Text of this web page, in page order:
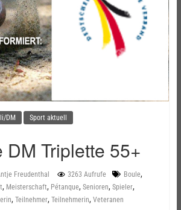
DM Sport aktuell
DM Triplette 55+
Freudenthal 3263 Aufrufe Boule,
, Meisterschaft, Pétanque, Senioren, Spieler,
, Teilnehmer, Teilnehmerin, Veteranen